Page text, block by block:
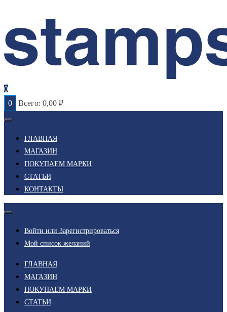
0
0
Всего: 0,00 ₽
ГЛАВНАЯ
МАГАЗИН
ПОКУПАЕМ МАРКИ
СТАТЬИ
КОНТАКТЫ
Войти или Зарегистрироваться
Мой список желаний
ГЛАВНАЯ
МАГАЗИН
ПОКУПАЕМ МАРКИ
СТАТЬИ